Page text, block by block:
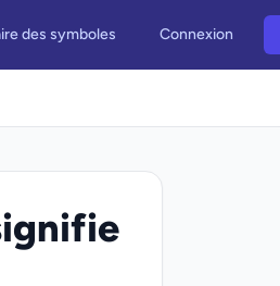
des symboles Connexion